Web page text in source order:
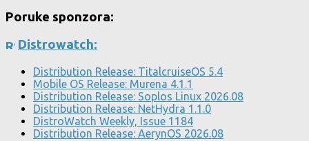
Poruke sponzora:
Distrowatch:
Distribution Release: TitalcruiseOS 5.4
Mobile OS Release: Murena 4.1.1
Distribution Release: Soplos Linux 2026.08
Distribution Release: NetHydra 1.1.0
DistroWatch Weekly, Issue 1184
Distribution Release: AerynOS 2026.08